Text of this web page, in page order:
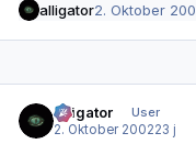
alligator2. Oktober
alligator
User
2. Oktober 200223 j